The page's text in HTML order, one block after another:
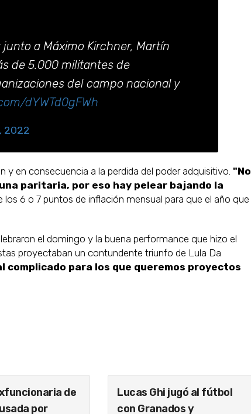
a Máximo Kirchner, Martín
de 5.000 militantes de
del campo nacional y
dYWTd0gFWh
2022
y en consecuencia a la perdida del poder adquisitivo. "No
paritaria, por eso hay pelear bajando la
los 6 o 7 puntos de inflación mensual para que el año que
el domingo y la buena performance que hizo el
proyectaban un contundente triunfo de Lula Da
para los que queremos proyectos
de
por
Lucas Ghi jugó al fútbol
con Granados y